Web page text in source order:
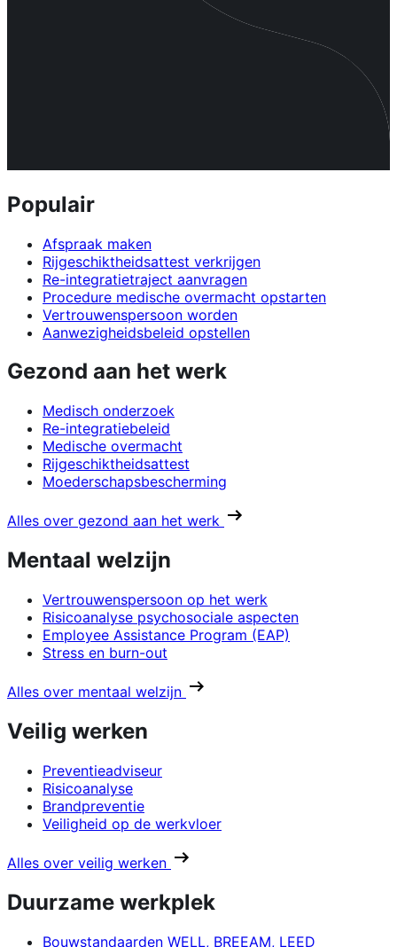
Populair
Afspraak maken
Rijgeschiktheidsattest verkrijgen
Re-integratietraject aanvragen
Procedure medische overmacht opstarten
Vertrouwenspersoon worden
Aanwezigheidsbeleid opstellen
Gezond aan het werk
Medisch onderzoek
Re-integratiebeleid
Medische overmacht
Rijgeschiktheidsattest
Moederschapsbescherming
Alles over gezond aan het werk
Mentaal welzijn
Vertrouwenspersoon op het werk
Risicoanalyse psychosociale aspecten
Employee Assistance Program (EAP)
Stress en burn-out
Alles over mentaal welzijn
Veilig werken
Preventieadviseur
Risicoanalyse
Brandpreventie
Veiligheid op de werkvloer
Alles over veilig werken
Duurzame werkplek
Bouwstandaarden WELL, BREEAM, LEED